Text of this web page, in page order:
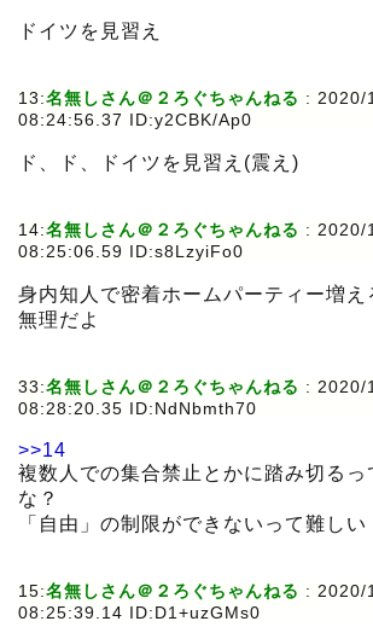
ドイツを見習え
13:名無しさん＠２ろぐちゃんねる : 2020/
08:24:56.37 ID:y2CBK/Ap0
ド、ド、ドイツを見習え(震え)
14:名無しさん＠２ろぐちゃんねる : 2020/
08:25:06.59 ID:s8LzyiFo0
身内知人で密着ホームパーティー増え
無理だよ
33:名無しさん＠２ろぐちゃんねる : 2020/
08:28:20.35 ID:NdNbmth70
>>14
複数人での集合禁止とかに踏み切るっ
な？
「自由」の制限ができないって難しい
15:名無しさん＠２ろぐちゃんねる : 2020/
08:25:39.14 ID:D1+uzGMs0